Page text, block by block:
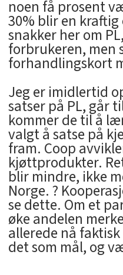
noen få prosent
30% blir en
snakker her om
forbrukeren, men
forhandlingskort
Jeg er imidlertid
satser på PL, går
kommer de til å
valgt å satse på
fram. Coop
kjøttprodukter.
blir mindre, ikke
Norge. ?
se dette. Om et
øke andelen
allerede nå
det som mål, og